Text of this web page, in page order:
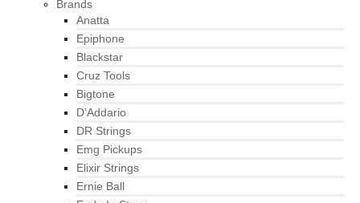
Brands
Anatta
Epiphone
Blackstar
Cruz Tools
Bigtone
D’Addario
DR Strings
Emg Pickups
Elixir Strings
Ernie Ball